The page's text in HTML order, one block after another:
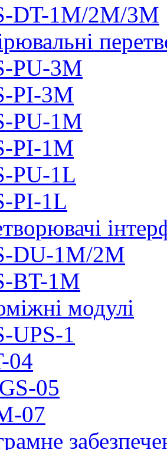
DT-1M/2M/3M
PU-3M
PI-3M
PU-1M
PI-1M
PU-1L
PI-1L
DU-1M/2M
BT-1M
модулі
UPS-1
04
05
07